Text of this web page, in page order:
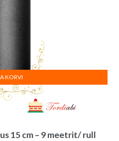
15 cm – 9 meetrit/ rull
KORVI